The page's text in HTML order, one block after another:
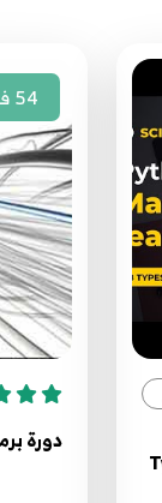
65
66
67
54
دورة